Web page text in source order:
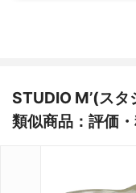
STUDIO M’(ス
類似商品：評価